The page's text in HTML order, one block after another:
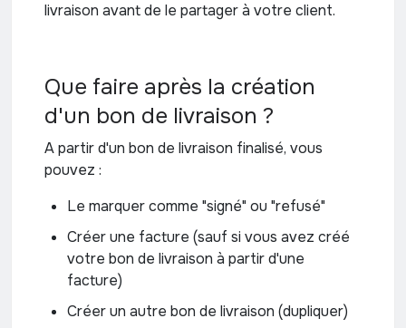
livraison avant de le partager à votre client.
Que faire après la création
d'un bon de livraison ?
A partir d'un bon de livraison finalisé, vous
pouvez :
Le marquer comme "signé" ou "refusé"
Créer une facture (sauf si vous avez créé
votre bon de livraison à partir d'une
facture)
Créer un autre bon de livraison (dupliquer)